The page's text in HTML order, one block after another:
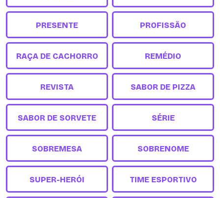
PRESENTE PROFISSÃO
RAÇA DE CACHORRO REMÉDIO
REVISTA SABOR DE PIZZA
SABOR DE SORVETE SÉRIE
SOBREMESA SOBRENOME
SUPER-HERÓI TIME ESPORTIVO